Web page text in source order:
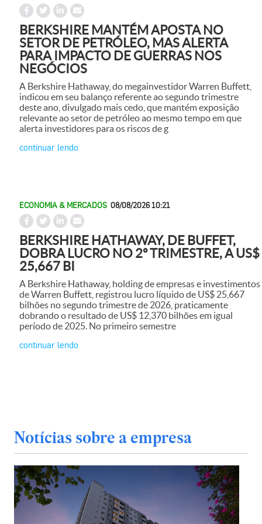
BERKSHIRE MANTÉM APOSTA NO
SETOR DE PETRÓLEO, MAS ALERTA
PARA IMPACTO DE GUERRAS NOS
NEGÓCIOS
A Berkshire Hathaway, do megainvestidor Warren Buffett,
indicou em seu balanço referente ao segundo trimestre
deste ano, divulgado mais cedo, que mantém exposição
relevante ao setor de petróleo ao mesmo tempo em que
alerta investidores para os riscos de g
continuar lendo
ECONOMIA & MERCADOS 08/08/2026 10:21
BERKSHIRE HATHAWAY, DE BUFFET,
DOBRA LUCRO NO 2º TRIMESTRE, A US$
25,667 BI
A Berkshire Hathaway, holding de empresas e investimentos
de Warren Buffett, registrou lucro líquido de US$ 25,667
bilhões no segundo trimestre de 2026, praticamente
dobrando o resultado de US$ 12,370 bilhões em igual
período de 2025. No primeiro semestre
continuar lendo
Notícias sobre a empresa